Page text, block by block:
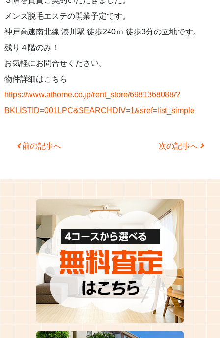
メンズ脱毛エステの開業予定です。
神戸高速南北線 湊川駅 徒歩240ｍ 徒歩3分の立地です。
残り４階のみ！
お気軽にお問合せください。
物件詳細はこちら
https://www.athome.co.jp/rent_store/6981368088/?
BKLISTID=001LPC&SEARCHDIV=1&sref=list_simple
Post navigation
前の記事へ 次の記事へ